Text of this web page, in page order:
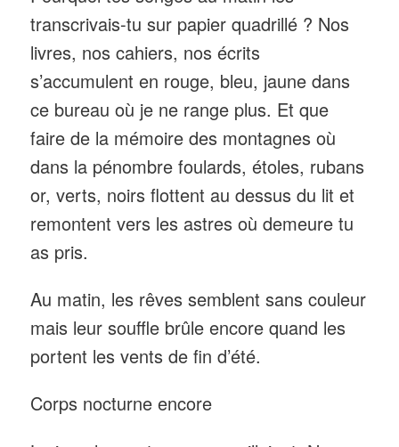
transcrivais-tu sur papier quadrillé ? Nos
livres, nos cahiers, nos écrits
s’accumulent en rouge, bleu, jaune dans
ce bureau où je ne range plus. Et que
faire de la mémoire des montagnes où
dans la pénombre foulards, étoles, rubans
or, verts, noirs flottent au dessus du lit et
remontent vers les astres où demeure tu
as pris.
Au matin, les rêves semblent sans couleur
mais leur souffle brûle encore quand les
portent les vents de fin d’été.
Corps nocturne encore